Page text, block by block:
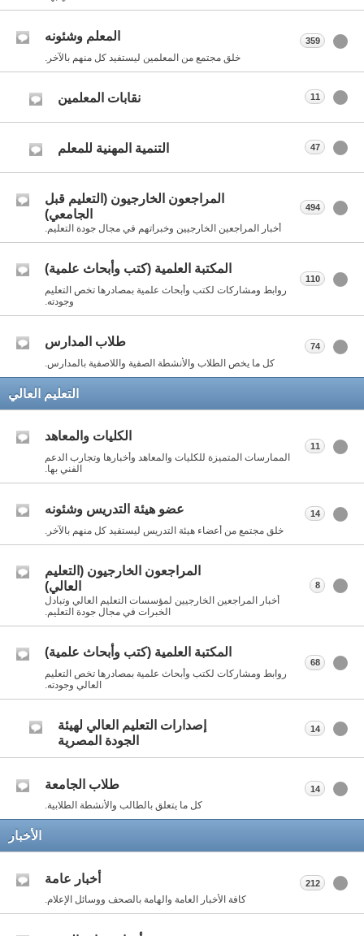
المعلم وشئونه
خلق مجتمع من المعلمين ليستفيد كل منهم بالآخر.
359
نقابات المعلمين 11
التنمية المهنية للمعلم 47
المراجعون الخارجيون (التعليم قبل
الجامعي)
أخبار المراجعين الخارجيين وخبراتهم في مجال جودة التعليم.
494
المكتبة العلمية (كتب وأبحاث علمية)
روابط ومشاركات لكتب وأبحاث علمية بمصادرها تخص التعليم
وجودته.
110
طلاب المدارس
كل ما يخص الطلاب والأنشطة الصفية واللاصفية بالمدارس.
74
التعليم العالي
الكليات والمعاهد
الممارسات المتميزة للكليات والمعاهد وأخبارها وتجارب الدعم
الفني بها.
11
عضو هيئة التدريس وشئونه
خلق مجتمع من أعضاء هيئة التدريس ليستفيد كل منهم بالآخر.
14
المراجعون الخارجيون (التعليم
العالي)
أخبار المراجعين الخارجيين لمؤسسات التعليم العالي وتبادل
الخبرات في مجال جودة التعليم.
8
المكتبة العلمية (كتب وأبحاث علمية)
روابط ومشاركات لكتب وأبحاث علمية بمصادرها تخص التعليم
العالي وجودته.
68
إصدارات التعليم العالي لهيئة
الجودة المصرية
14
طلاب الجامعة
كل ما يتعلق بالطالب والأنشطة الطلابية.
14
الأخبار
أخبار عامة
كافة الأخبار العامة والهامة بالصحف ووسائل الإعلام.
212